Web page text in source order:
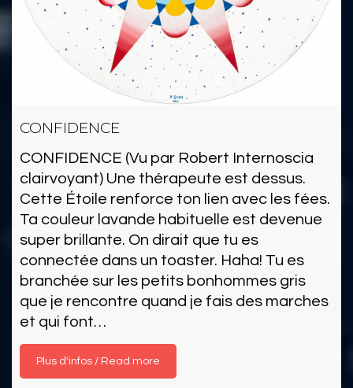
CONFIDENCE
CONFIDENCE (Vu par Robert Internoscia
clairvoyant) Une thérapeute est dessus.
Cette Étoile renforce ton lien avec les fées.
Ta couleur lavande habituelle est devenue
super brillante. On dirait que tu es
connectée dans un toaster. Haha! Tu es
branchée sur les petits bonhommes gris
que je rencontre quand je fais des marches
et qui font…
Read more